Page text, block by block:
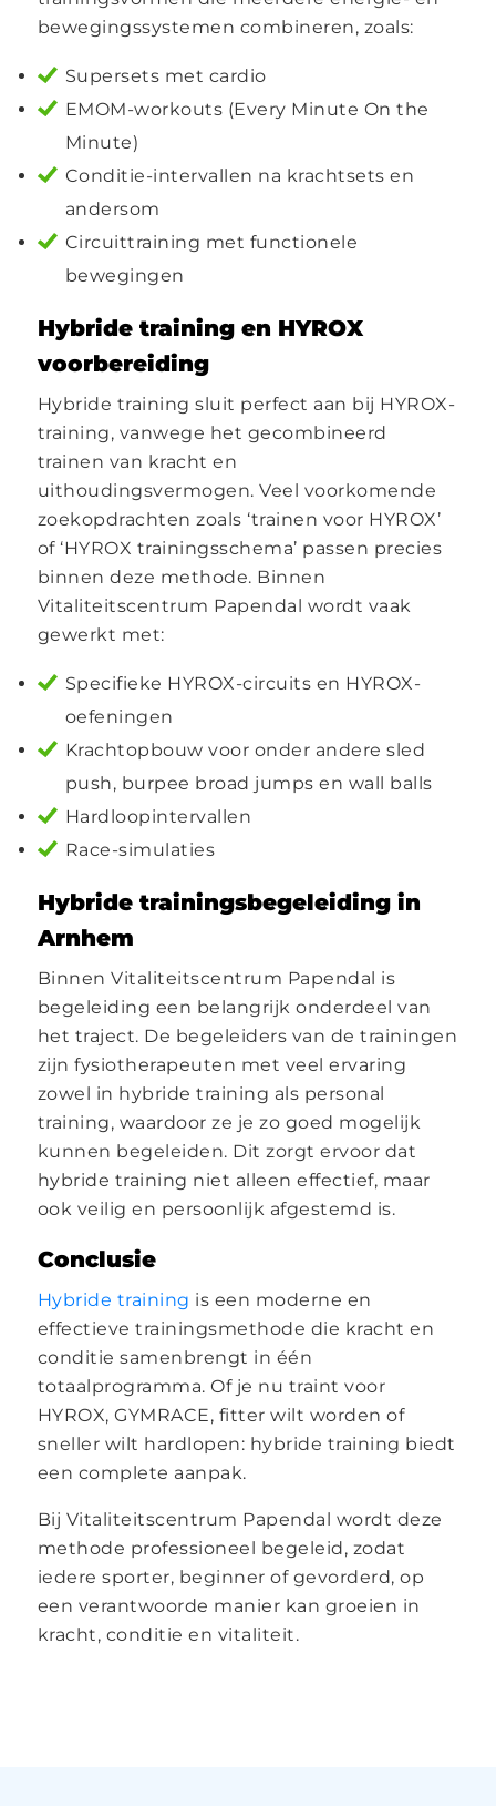
bewegingssystemen combineren, zoals:
Supersets met cardio
EMOM-workouts (Every Minute On the
Minute)
Conditie-intervallen na krachtsets en
andersom
Circuittraining met functionele
bewegingen
Hybride training en HYROX
voorbereiding
Hybride training sluit perfect aan bij HYROX-
training, vanwege het gecombineerd
trainen van kracht en
uithoudingsvermogen. Veel voorkomende
zoekopdrachten zoals ‘trainen voor HYROX’
of ‘HYROX trainingsschema’ passen precies
binnen deze methode. Binnen
Vitaliteitscentrum Papendal wordt vaak
gewerkt met:
Specifieke HYROX-circuits en HYROX-
oefeningen
Krachtopbouw voor onder andere sled
push, burpee broad jumps en wall balls
Hardloopintervallen
Race-simulaties
Hybride trainingsbegeleiding in
Arnhem
Binnen Vitaliteitscentrum Papendal is
begeleiding een belangrijk onderdeel van
het traject. De begeleiders van de trainingen
zijn fysiotherapeuten met veel ervaring
zowel in hybride training als personal
training, waardoor ze je zo goed mogelijk
kunnen begeleiden. Dit zorgt ervoor dat
hybride training niet alleen effectief, maar
ook veilig en persoonlijk afgestemd is.
Conclusie
Hybride training is een moderne en
effectieve trainingsmethode die kracht en
conditie samenbrengt in één
totaalprogramma. Of je nu traint voor
HYROX, GYMRACE, fitter wilt worden of
sneller wilt hardlopen: hybride training biedt
een complete aanpak.
Bij Vitaliteitscentrum Papendal wordt deze
methode professioneel begeleid, zodat
iedere sporter, beginner of gevorderd, op
een verantwoorde manier kan groeien in
kracht, conditie en vitaliteit.